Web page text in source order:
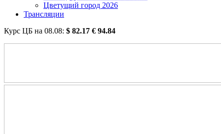
Цветущий город 2026
Трансляции
Курс ЦБ на 08.08: $ 82.17 € 94.84